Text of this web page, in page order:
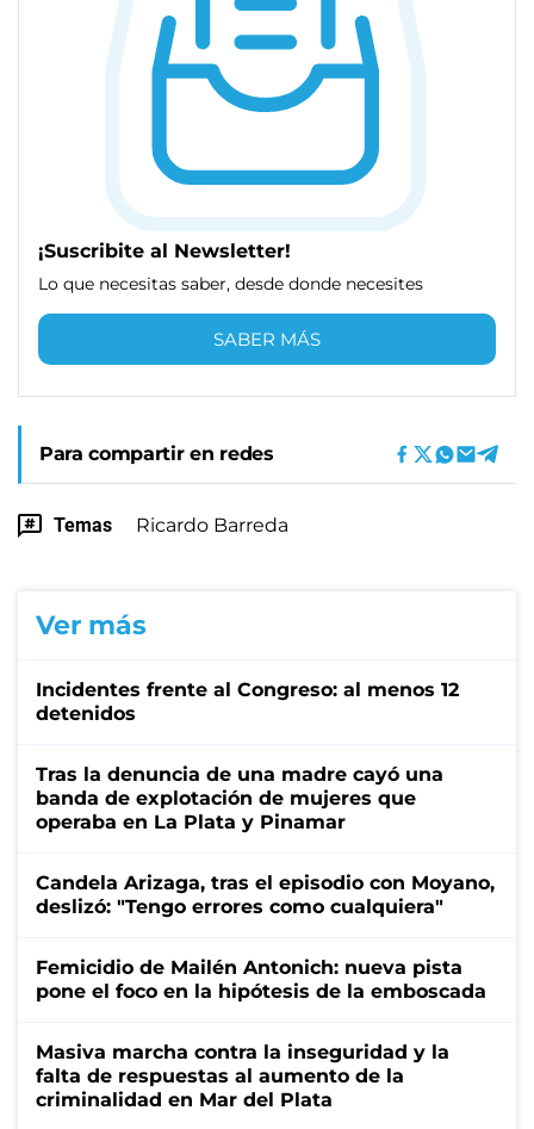
¡Suscribite al Newsletter!
Lo que necesitas saber, desde donde necesites
SABER MÁS
Para compartir en redes
Temas Ricardo Barreda
Ver más
Incidentes frente al Congreso: al menos 12
detenidos
Tras la denuncia de una madre cayó una
banda de explotación de mujeres que
operaba en La Plata y Pinamar
Candela Arizaga, tras el episodio con Moyano,
deslizó: "Tengo errores como cualquiera"
Femicidio de Mailén Antonich: nueva pista
pone el foco en la hipótesis de la emboscada
Masiva marcha contra la inseguridad y la
falta de respuestas al aumento de la
criminalidad en Mar del Plata